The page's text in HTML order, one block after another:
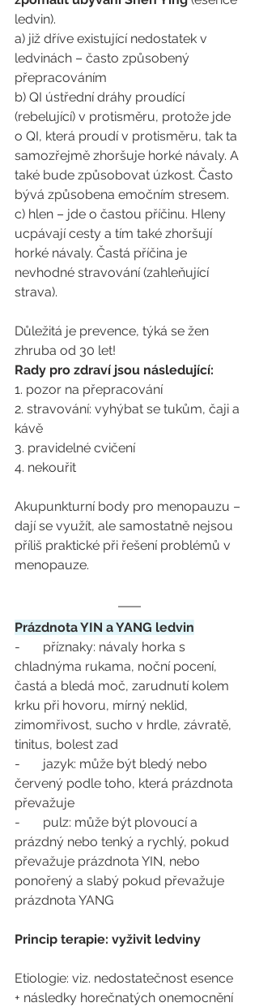
ledvin).
a) již dříve existující nedostatek v
ledvinách – často způsobený
přepracováním
b) QI ústřední dráhy proudící
(rebelující) v protisměru, protože jde
o QI, která proudí v protisměru, tak ta
samozřejmě zhoršuje horké návaly. A
také bude způsobovat úzkost. Často
bývá způsobena emočním stresem.
c) hlen – jde o častou příčinu. Hleny
ucpávají cesty a tím také zhoršují
horké návaly. Častá příčina je
nevhodné stravování (zahleňující
strava).
Důležitá je prevence, týká se žen
zhruba od 30 let!
Rady pro zdraví jsou následující:
1. pozor na přepracování
2. stravování: vyhýbat se tukům, čaji a
kávě
3. pravidelné cvičení
4. nekouřit
Akupunkturní body pro menopauzu –
dají se využít, ale samostatně nejsou
příliš praktické při řešení problémů v
menopauze.
Prázdnota YIN a YANG ledvin
-       příznaky: návaly horka s
chladnýma rukama, noční pocení,
častá a bledá moč, zarudnutí kolem
krku při hovoru, mírný neklid,
zimomřivost, sucho v hrdle, závratě,
tinitus, bolest zad
-       jazyk: může být bledý nebo
červený podle toho, která prázdnota
převažuje
-       pulz: může být plovoucí a
prázdný nebo tenký a rychlý, pokud
převažuje prázdnota YIN, nebo
ponořený a slabý pokud převažuje
prázdnota YANG
Princip terapie: vyživit ledviny
Etiologie: viz. nedostatečnost esence
+ následky horečnatých onemocnění